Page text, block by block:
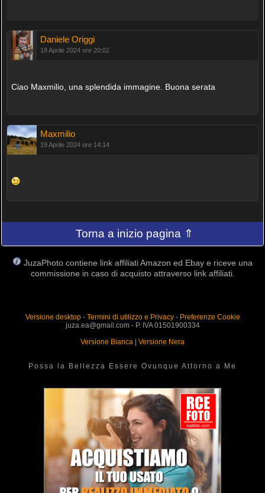
Daniele Origgi
18 Aprile 2024 ore 20:02
Ciao Maxmilio, una splendida immagine. Buona serata
Maxmilio
19 Aprile 2024 ore 14:14
Torna a inizio pagina ⇑
JuzaPhoto contiene link affiliati Amazon ed Ebay e riceve una
commissione in caso di acquisto attraverso link affiliati.
Versione desktop- Termini di utilizzo e Privacy- Preferenze Cookie
juza.ea@gmail.com - P. IVA 01501900334
Versione Bianca
Versione Nera
Possa la Bellezza Essere Ovunque Attorno a Me